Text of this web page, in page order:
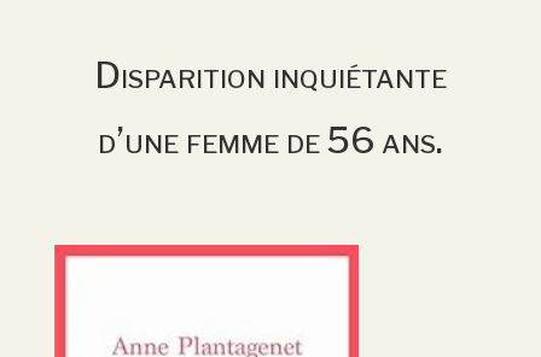
Disparition inquiétante
d’une femme de 56 ans.